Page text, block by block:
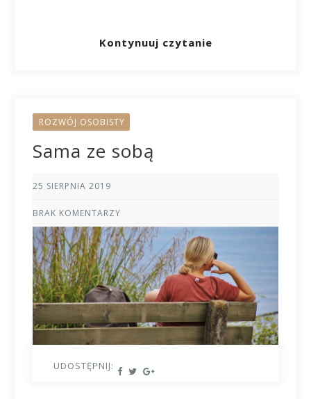
Kontynuuj czytanie
ROZWÓJ OSOBISTY
Sama ze sobą
25 SIERPNIA 2019
BRAK KOMENTARZY
UDOSTĘPNIJ: